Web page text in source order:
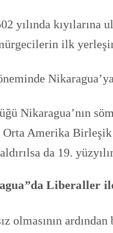
yılında kıyılarına
ilk
Nikaragua’nın
Amerika Birleşik
da 19.
Liberaller
olmasının